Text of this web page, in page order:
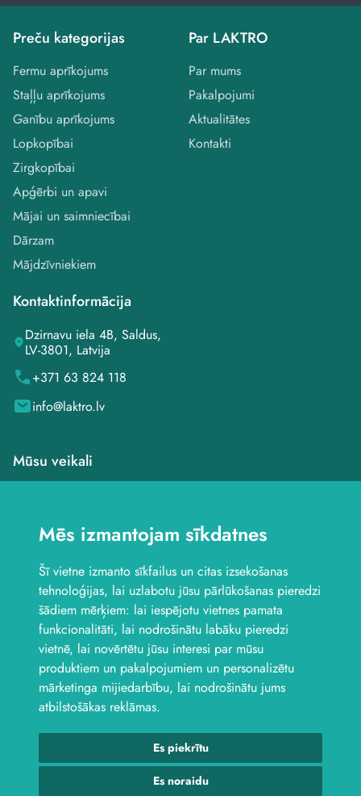
Mēs izmantojam sīkdatnes
Šī vietne izmanto sīkfailus un citas izsekošanas
tehnoloģijas, lai uzlabotu jūsu pārlūkošanas pieredzi
šādiem mērķiem: lai iespējotu vietnes pamata
funkcionalitāti, lai nodrošinātu labāku pieredzi
vietnē, lai novērtētu jūsu interesi par mūsu
produktiem un pakalpojumiem un personalizētu
mārketinga mijiedarbību, lai nodrošinātu jums
atbilstošākas reklāmas.
Es piekrītu
Es noraidu
Preču kategorijas
Fermu aprīkojums
Staļļu aprīkojums
Ganību aprīkojums
Lopkopībai
Zirgkopībai
Apģērbi un apavi
Mājai un saimniecībai
Dārzam
Mājdzīvniekiem
Par LAKTRO
Par mums
Pakalpojumi
Aktualitātes
Kontakti
Kontaktinformācija
Dzirnavu iela 4B, Saldus,
LV-3801, Latvija
+371 63 824 118
info@laktro.lv
Mūsu veikali
Veikals Saldū, Kuldīgas
Veikals Jelgavā, Aviācijas
iela 8B
Seko mums
© 2026 Laktro. Visas tiesības aizsargātas.webbuilding.lvinterneta
veikalu izstrāde